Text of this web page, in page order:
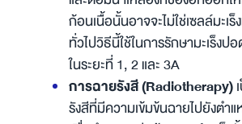
ก้อนเนื้อนั้นอาจจะไม่ใช่เซลล์มะเ
ทั่วไปวิธีนี้ใช้ในการรักษามะเร็งป
ในระยะที่ 1, 2 และ 3A
การฉายรังสี(Radiotherapy)
รังสีที่มีความเข้มข้นฉายไปยังตำแ